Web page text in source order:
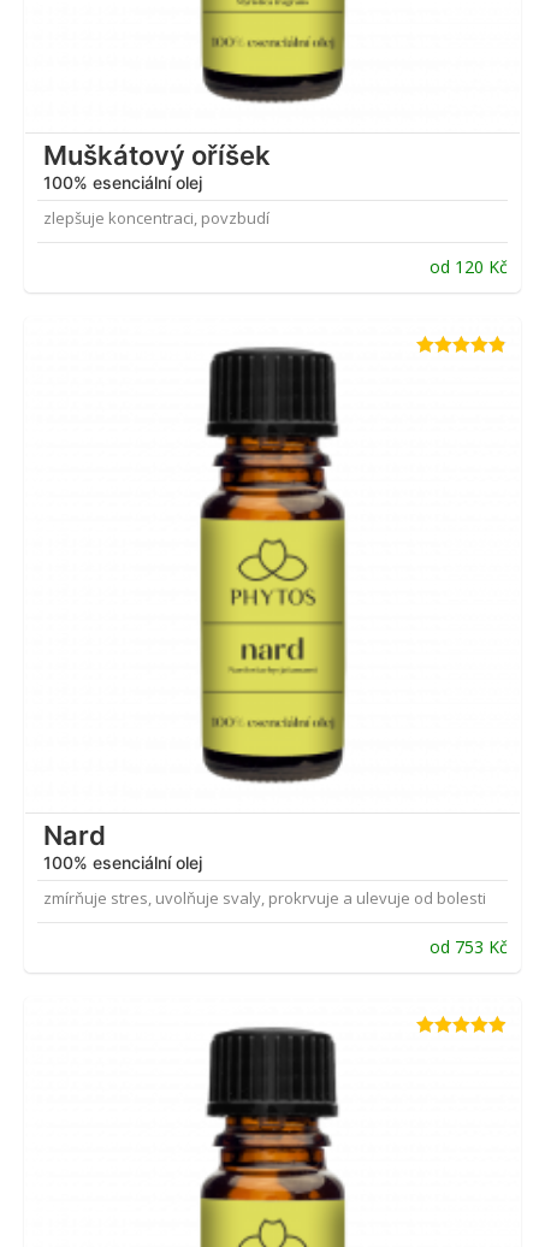
Muškátový oříšek
100% esenciální olej
zlepšuje koncentraci, povzbudí
od 120 Kč
Nard
100% esenciální olej
zmírňuje stres, uvolňuje svaly, prokrvuje a ulevuje od bolesti
od 753 Kč